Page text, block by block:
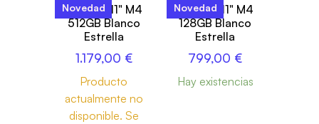
Novedad
iPad Air 11" M4
512GB Blanco
Estrella
1.179,00 €
Producto
actualmente no
disponible. Se
Novedad
iPad Air 11" M4
128GB Blanco
Estrella
799,00 €
Hay existencias